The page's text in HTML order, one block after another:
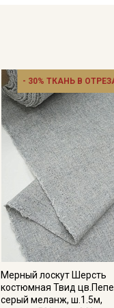
- 30% ТКАНЬ В
Мерный лоскут Шерсть
костюмная Твид
серый меланж, ш.1.5м,